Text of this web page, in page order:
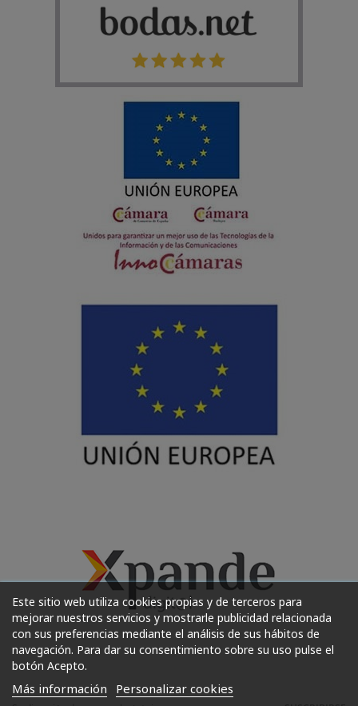
Este sitio web utiliza cookies propias y de terceros para
mejorar nuestros servicios y mostrarle publicidad relacionada
con sus preferencias mediante el análisis de sus hábitos de
navegación. Para dar su consentimiento sobre su uso pulse el
botón Acepto.
Más información Personalizar cookies